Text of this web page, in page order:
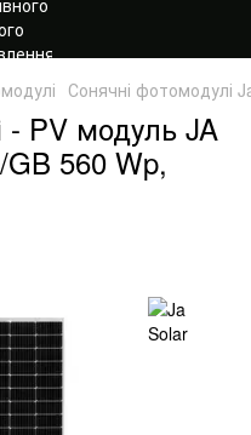
Сонячні фотомодулі
- PV модуль JA
560 Wp,